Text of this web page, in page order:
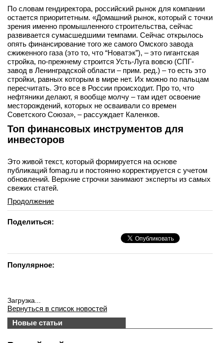
По словам гендиректора, российский рынок для компании
остается приоритетным. «Домашний рынок, который с точки
зрения именно промышленного строительства, сейчас
развивается сумасшедшими темпами. Сейчас открылось
опять финансирование того же самого Омского завода
сжиженного газа (это то, что “Новатэк”), – это гигантская
стройка, по-прежнему строится Усть-Луга вовсю (СПГ-
завод в Ленинградской области – прим. ред.) – то есть это
стройки, равных которым в мире нет. Их можно по пальцам
пересчитать. Это все в России происходит. Про то, что
нефтяники делают, я вообще молчу – там идет освоение
месторождений, которых не осваивали со времен
Советского Союза», – рассуждает Каленков.
Топ финансовых инструментов для
инвесторов
Это живой текст, который формируется на основе
публикаций fomag.ru и постоянно корректируется с учетом
обновлений. Верхние строчки занимают эксперты из самых
свежих статей.
Продолжение
Поделиться:
Популярное:
Загрузка...
Вернуться в список новостей
Новые статьи